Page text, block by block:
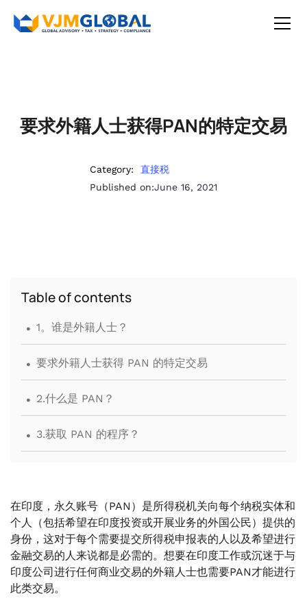
要求外籍人士获得PAN的特定交易
Category:
直接税
Published on:June 16, 2021
Table of contents
. 1。谁是外籍人士？
. 要求外籍人士获得 PAN 的特定交易
. 2.什么是 PAN？
. 3.获取 PAN 的程序？
在印度，永久账号（PAN）是所得税机关向每个纳税实体和
个人（包括希望在印度投资或开展业务的外国公民）提供的
身份，这对于每个需要提交所得税申报表的人以及希望进行
金融交易的人来说都是必需的。想要在印度工作或沉迷于与
印度公司进行任何商业交易的外籍人士也需要PAN才能进行
此类交易。